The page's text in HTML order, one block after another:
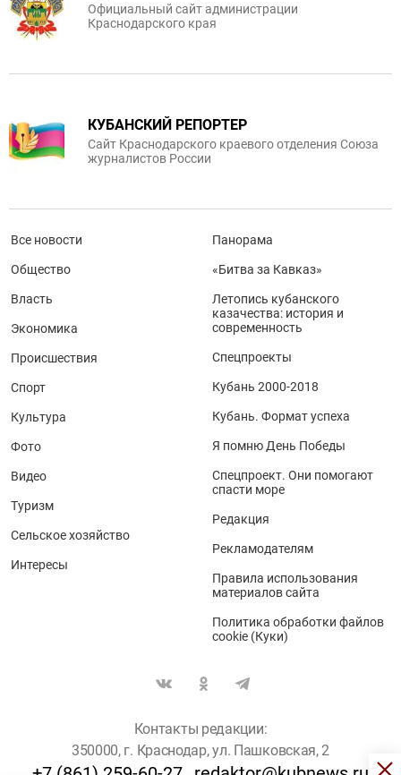
Официальный сайт администрации
Краснодарского края
КУБАНСКИЙ РЕПОРТЕР
Сайт Краснодарского краевого отделения Союза
журналистов России
Все новости
Общество
Власть
Экономика
Происшествия
Спорт
Культура
Фото
Видео
Туризм
Сельское хозяйство
Интересы
Панорама
«Битва за Кавказ»
Летопись кубанского
казачества: история и
современность
Спецпроекты
Кубань 2000-2018
Кубань. Формат успеха
Я помню День Победы
Спецпроект. Они помогают
спасти море
Редакция
Рекламодателям
Правила использования
материалов сайта
Политика обработки файлов
cookie (Куки)
Контакты редакции:
350000, г. Краснодар, ул. Пашковская, 2